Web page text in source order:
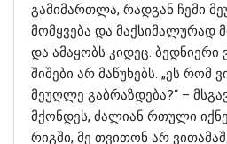
გამიმართლა, რადგან ჩემი
მომყვება და მაქსიმალურად
და ამაყობს კიდეც. ბედნიერი
შიშები არ მაწუხებს. „ეს რომ
მეუღლე გაბრაზდება?“ –
მქონდეს, ძალიან რთული
რიგში, მე თვითონ არ